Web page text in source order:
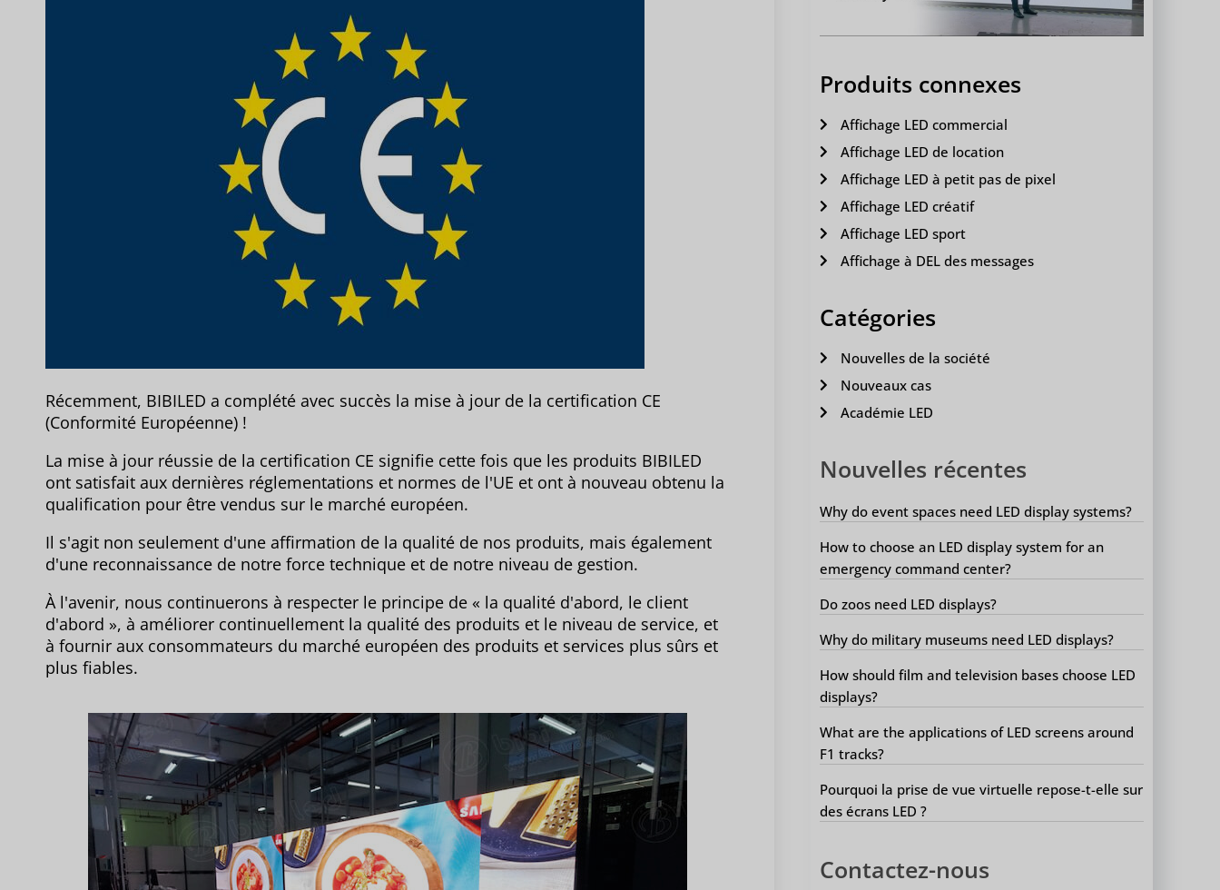
Récemment, BIBILED a complété avec succès la mise à jour de la certification CE
(Conformité Européenne) !
La mise à jour réussie de la certification CE signifie cette fois que les produits BIBILED
ont satisfait aux dernières réglementations et normes de l'UE et ont à nouveau obtenu la
qualification pour être vendus sur le marché européen.
Il s'agit non seulement d'une affirmation de la qualité de nos produits, mais également
d'une reconnaissance de notre force technique et de notre niveau de gestion.
À l'avenir, nous continuerons à respecter le principe de « la qualité d'abord, le client
d'abord », à améliorer continuellement la qualité des produits et le niveau de service, et
à fournir aux consommateurs du marché européen des produits et services plus sûrs et
plus fiables.
Produits connexes
Affichage LED commercial
Affichage LED de location
Affichage LED à petit pas de pixel
Affichage LED créatif
Affichage LED sport
Affichage à DEL des messages
Catégories
Nouvelles de la société
Nouveaux cas
Académie LED
Nouvelles récentes
Why do event spaces need LED display systems?
How to choose an LED display system for an
emergency command center?
Do zoos need LED displays?
Why do military museums need LED displays?
How should film and television bases choose LED
displays?
What are the applications of LED screens around
F1 tracks?
Pourquoi la prise de vue virtuelle repose-t-elle sur
des écrans LED ?
Contactez-nous